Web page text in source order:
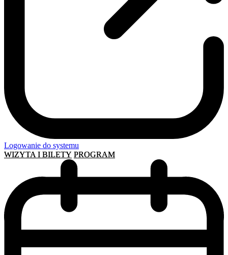
Logowanie do systemu
WIZYTA I BILETY PROGRAM